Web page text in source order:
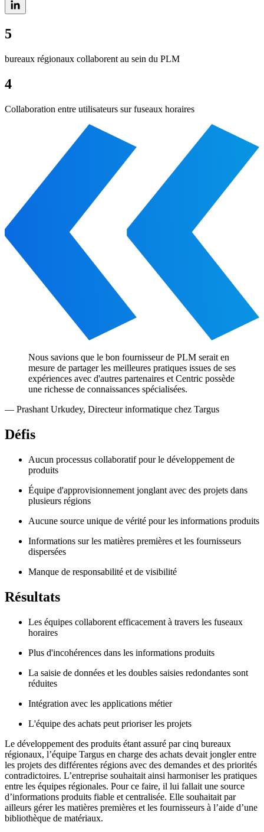
5
bureaux régionaux collaborent au sein du PLM
4
Collaboration entre utilisateurs sur fuseaux horaires
Nous savions que le bon fournisseur de PLM serait en
mesure de partager les meilleures pratiques issues de ses
expériences avec d'autres partenaires et Centric possède
une richesse de connaissances spécialisées.
— Prashant Urkudey, Directeur informatique chez Targus
Défis
Aucun processus collaboratif pour le développement de
produits
Équipe d'approvisionnement jonglant avec des projets dans
plusieurs régions
Aucune source unique de vérité pour les informations produits
Informations sur les matières premières et les fournisseurs
dispersées
Manque de responsabilité et de visibilité
Résultats
Les équipes collaborent efficacement à travers les fuseaux
horaires
Plus d'incohérences dans les informations produits
La saisie de données et les doubles saisies redondantes sont
réduites
Intégration avec les applications métier
L'équipe des achats peut prioriser les projets
Le développement des produits étant assuré par cinq bureaux
régionaux, l’équipe Targus en charge des achats devait jongler entre
les projets des différentes régions avec des demandes et des priorités
contradictoires. L’entreprise souhaitait ainsi harmoniser les pratiques
entre les équipes régionales. Pour ce faire, il lui fallait une source
d’informations produits fiable et centralisée. Elle souhaitait par
ailleurs gérer les matières premières et les fournisseurs à l’aide d’une
bibliothèque de matériaux.